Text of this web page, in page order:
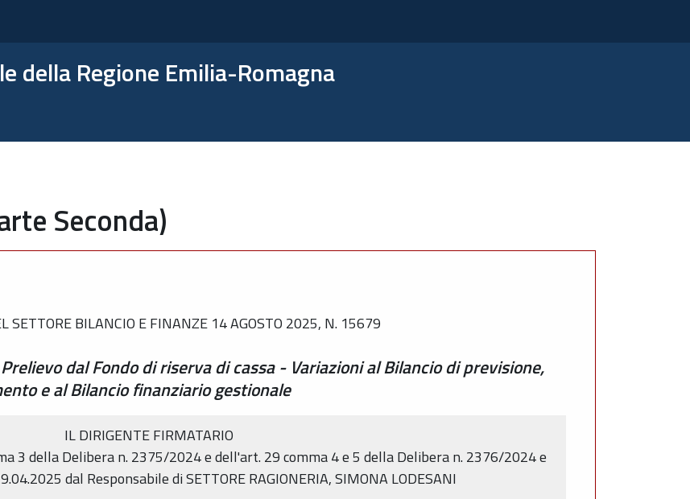
della Regione Emilia-Romagna
Seconda)
SETTORE BILANCIO E FINANZE 14 AGOSTO 2025, N. 15679
dal Fondo di riserva di cassa - Variazioni al Bilancio di previsione,
e al Bilancio finanziario gestionale
IL DIRIGENTE FIRMATARIO
3 della Delibera n. 2375/2024 e dell'art. 29 comma 4 e 5 della Delibera n. 2376/2024 e
dal Responsabile di SETTORE RAGIONERIA, SIMONA LODESANI